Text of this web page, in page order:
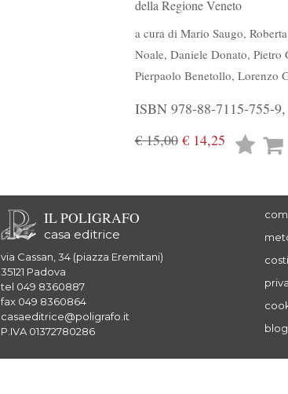
della Regione Veneto
a cura di Mario Saugo,
Noale, Daniele Donato, Pietro
Pierpaolo Benetollo, Lorenzo
ISBN 978-88-7115-755-
€ 15,00€ 14,25
Lista
IL POLIGRAFO
casa editrice
via Cassan, 34 (piazza Eremitani)
35121 Padova
tel 049 8360887
fax 049 8360864
casaeditrice@poligrafo.it
P.IVA 01372780286